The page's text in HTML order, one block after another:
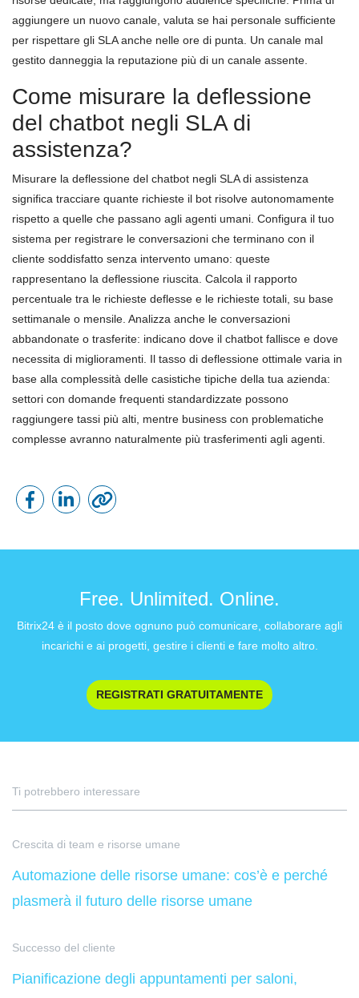
aggiungere un nuovo canale, valuta se hai personale sufficiente
per rispettare gli SLA anche nelle ore di punta. Un canale mal
gestito danneggia la reputazione più di un canale assente.
Come misurare la deflessione
del chatbot negli SLA di
assistenza?
Misurare la deflessione del chatbot negli SLA di assistenza
significa tracciare quante richieste il bot risolve autonomamente
rispetto a quelle che passano agli agenti umani. Configura il tuo
sistema per registrare le conversazioni che terminano con il
cliente soddisfatto senza intervento umano: queste
rappresentano la deflessione riuscita. Calcola il rapporto
percentuale tra le richieste deflesse e le richieste totali, su base
settimanale o mensile. Analizza anche le conversazioni
abbandonate o trasferite: indicano dove il chatbot fallisce e dove
necessita di miglioramenti. Il tasso di deflessione ottimale varia in
base alla complessità delle casistiche tipiche della tua azienda:
settori con domande frequenti standardizzate possono
raggiungere tassi più alti, mentre business con problematiche
complesse avranno naturalmente più trasferimenti agli agenti.
Free. Unlimited. Online.
Bitrix24 è il posto dove ognuno può comunicare, collaborare agli
incarichi e ai progetti, gestire i clienti e fare molto altro.
REGISTRATI GRATUITAMENTE
Ti potrebbero interessare
Crescita di team e risorse umane
Automazione delle risorse umane: cos’è e perché
plasmerà il futuro delle risorse umane
Successo del cliente
Pianificazione degli appuntamenti per saloni,